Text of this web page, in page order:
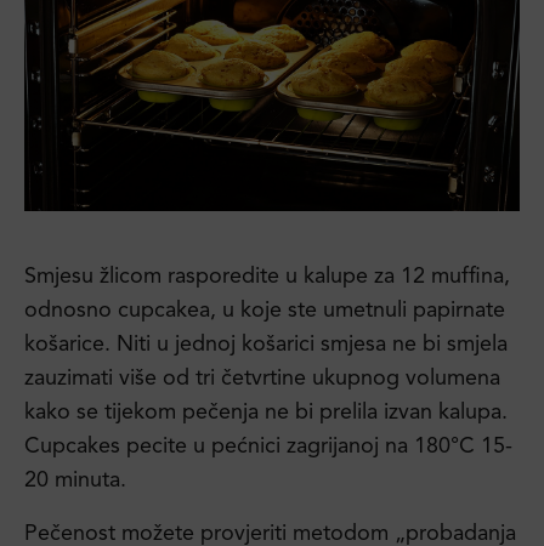
Smjesu žlicom rasporedite u kalupe za 12 muffina,
odnosno cupcakea, u koje ste umetnuli papirnate
košarice. Niti u jednoj košarici smjesa ne bi smjela
zauzimati više od tri četvrtine ukupnog volumena
kako se tijekom pečenja ne bi prelila izvan kalupa.
Cupcakes pecite u pećnici zagrijanoj na 180°C 15-
20 minuta.
Pečenost možete provjeriti metodom „probadanja